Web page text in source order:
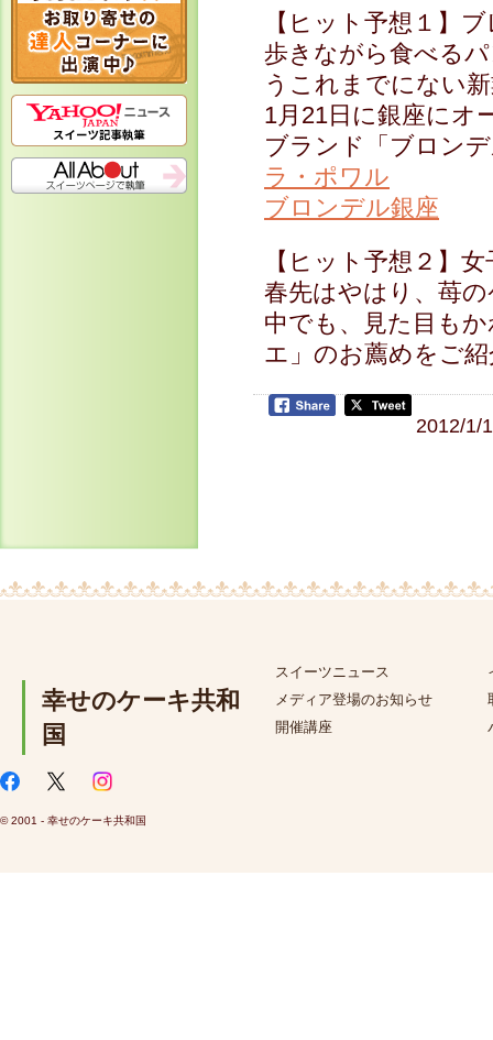
【ヒット予想１】
歩きながら食べる
うこれまでにない
1月21日に銀座にオ
ブランド「ブロン
ラ・ポワル
ブロンデル銀座
【ヒット予想２】
春先はやはり、苺
中でも、見た目も
エ」のお薦めをご
2012/1/
幸せのケーキ共和
国
スイーツニュース
メディア登場のお知らせ
開催講座
© 2001 - 幸せのケーキ共和国